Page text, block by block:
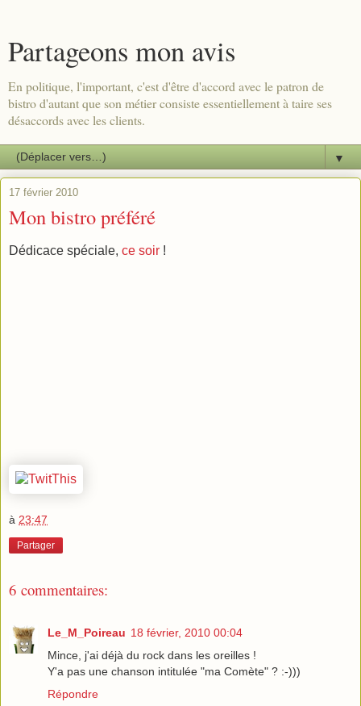
Partageons mon avis
En politique, l'important, c'est d'être d'accord avec le patron de
bistro d'autant que son métier consiste essentiellement à taire ses
désaccords avec les clients.
▼
17 février 2010
Mon bistro préféré
Dédicace spéciale, ce soir !
à 23:47
Partager
6 commentaires:
Le_M_Poireau 18 février, 2010 00:04
Mince, j'ai déjà du rock dans les oreilles !
Y'a pas une chanson intitulée "ma Comète" ? :-)))
Répondre